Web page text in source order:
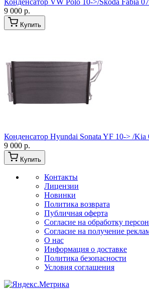
Конденсатор VW Polo 10->/Skoda Fabia
9 000 р.
Купить
Конденсатор Hyundai Sonata YF 10-> /Kia
9 000 р.
Купить
Контакты
Лицензии
Новинки
Политика возврата
Публичная оферта
Согласие на обработку
Согласие на получение
О нас
Информация о доставке
Политика безопасности
Условия соглашения